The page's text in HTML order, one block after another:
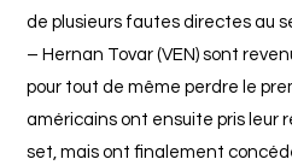
de plusieurs fautes directes au
– Hernan Tovar (VEN) sont
pour tout de même perdre le
américains ont ensuite pris leur
set, mais ont finalement